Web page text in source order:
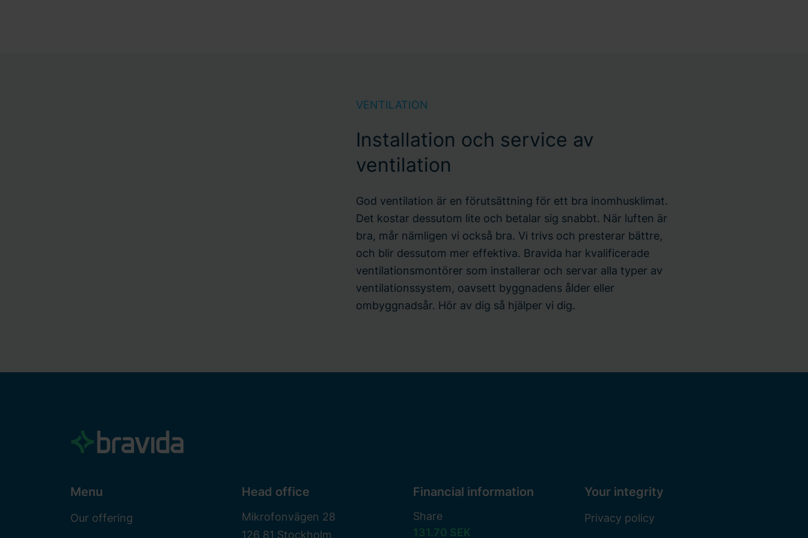
VENTILATION
Installation och service av
ventilation
God ventilation är en förutsättning för ett bra inomhusklimat.
Det kostar dessutom lite och betalar sig snabbt. När luften är
bra, mår nämligen vi också bra. Vi trivs och presterar bättre,
och blir dessutom mer effektiva. Bravida har kvalificerade
ventilationsmontörer som installerar och servar alla typer av
ventilationssystem, oavsett byggnadens ålder eller
ombyggnadsår. Hör av dig så hjälper vi dig.
Menu
Our offering
Head office
Mikrofonvägen 28
126 81 Stockholm
Financial information
Share
131.70 SEK
Your integrity
Privacy policy